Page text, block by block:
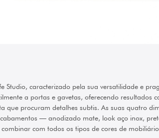
Studio, caracterizado pela sua versatilidade e
a portas e gavetas, oferecendo resultados
que procuram detalhes subtis. As suas quatro
— anodizado mate, look aço inox,
com todos os tipos de cores de